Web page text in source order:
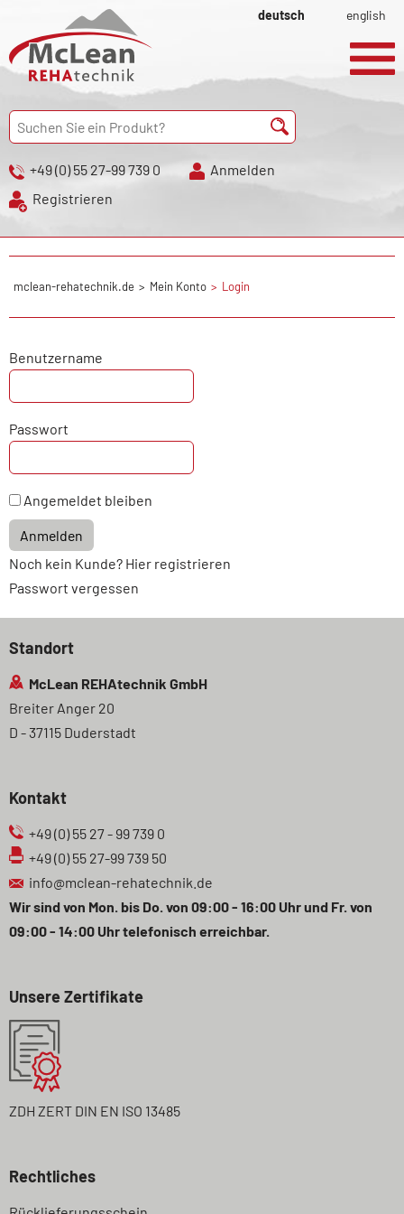
deutsch english
+49 (0) 55 27-99 739 0
Anmelden
Registrieren
mclean-rehatechnik.de Mein Konto Login
Benutzername
Passwort
Angemeldet bleiben
Anmelden
Noch kein Kunde? Hier registrieren
Passwort vergessen
Standort
McLean REHAtechnik GmbH
Breiter Anger 20
D - 37115 Duderstadt
Kontakt
+49 (0) 55 27 - 99 739 0
+49 (0) 55 27-99 739 50
info@mclean-rehatechnik.de
Wir sind von Mon. bis Do. von 09:00 - 16:00 Uhr und Fr. von
09:00 - 14:00 Uhr telefonisch erreichbar.
Unsere Zertifikate
ZDH ZERT DIN EN ISO 13485
Rechtliches